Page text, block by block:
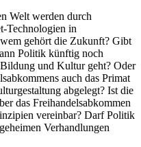
Welt werden durch
Technologien in
gehört die Zukunft? Gibt
Politik künftig noch
und Kultur geht? Oder
auch das Primat
abgelegt? Ist die
das Freihandelsabkommen
vereinbar? Darf Politik
Verhandlungen